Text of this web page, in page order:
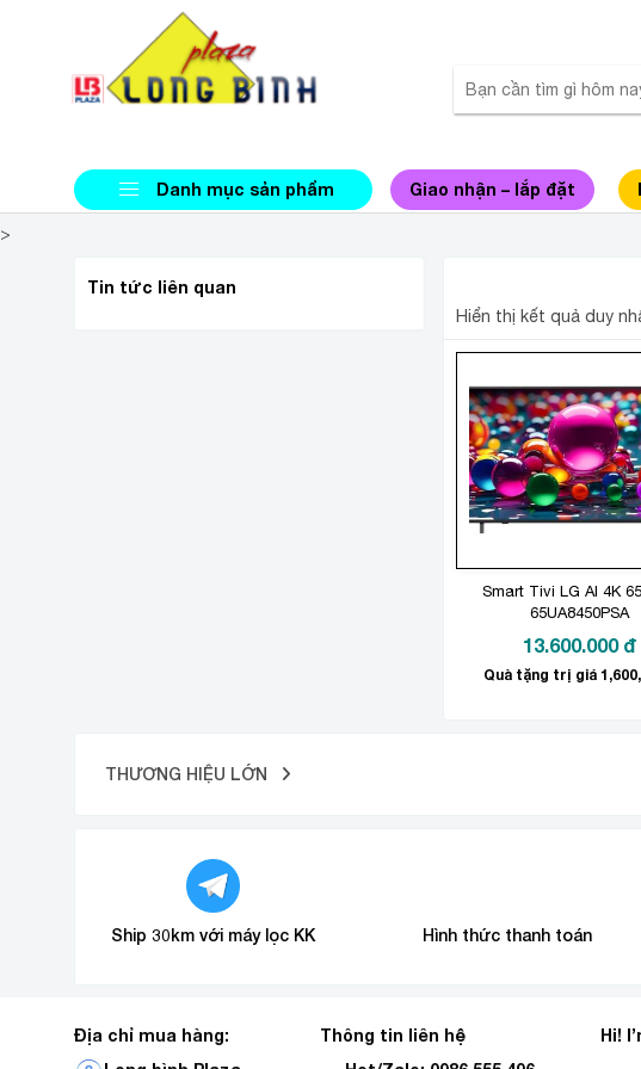
Danh mục sản phẩm Giao nhận – lắp đặt
>
Hiển thị kết quả duy
Smart Tivi LG AI 4K
65UA8450PSA
13.600.000 đ
Quà tặng trị giá
Tin tức liên quan
THƯƠNG HIỆU LỚN
Ship 30km với máy lọc KK Hình thức thanh toán
Địa chỉ mua hàng:
Thông tin liên hệ
Hi!